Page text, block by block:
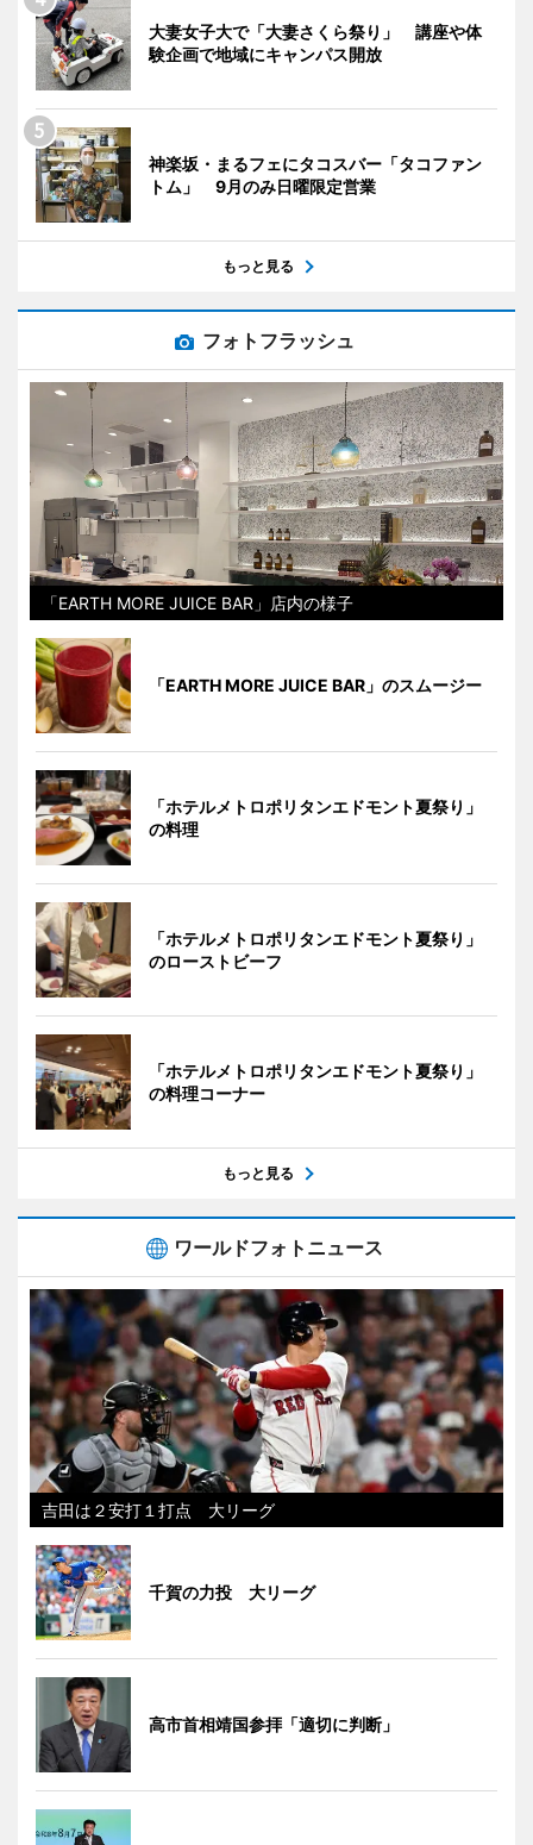
大妻女子大で「大妻さくら祭り」 講座や体
験企画で地域にキャンパス開放
神楽坂・まるフェにタコスバー「タコファン
トム」 9月のみ日曜限定営業
もっと見る
フォトフラッシュ
「EARTH MORE JUICE BAR」店内の様子
「EARTH MORE JUICE BAR」のスムージー
「ホテルメトロポリタンエドモント夏祭り」
の料理
「ホテルメトロポリタンエドモント夏祭り」
のローストビーフ
「ホテルメトロポリタンエドモント夏祭り」
の料理コーナー
もっと見る
ワールドフォトニュース
吉田は２安打１打点 大リーグ
千賀の力投 大リーグ
高市首相靖国参拝「適切に判断」